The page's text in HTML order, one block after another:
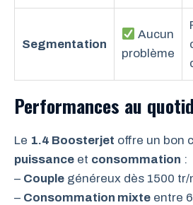
Segmentation
Aucun
problème
Performances au
Le 1.4 Boosterjet offre un bon
puissance et consommation :
– Couple généreux dès 1500 tr/
– Consommation mixte entre